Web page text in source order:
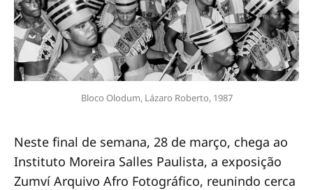
Bloco Olodum, Lázaro Roberto, 1987
Neste final de semana, 28 de março, chega ao
Instituto Moreira Salles Paulista, a exposição
Zumví Arquivo Afro Fotográfico, reunindo cerca